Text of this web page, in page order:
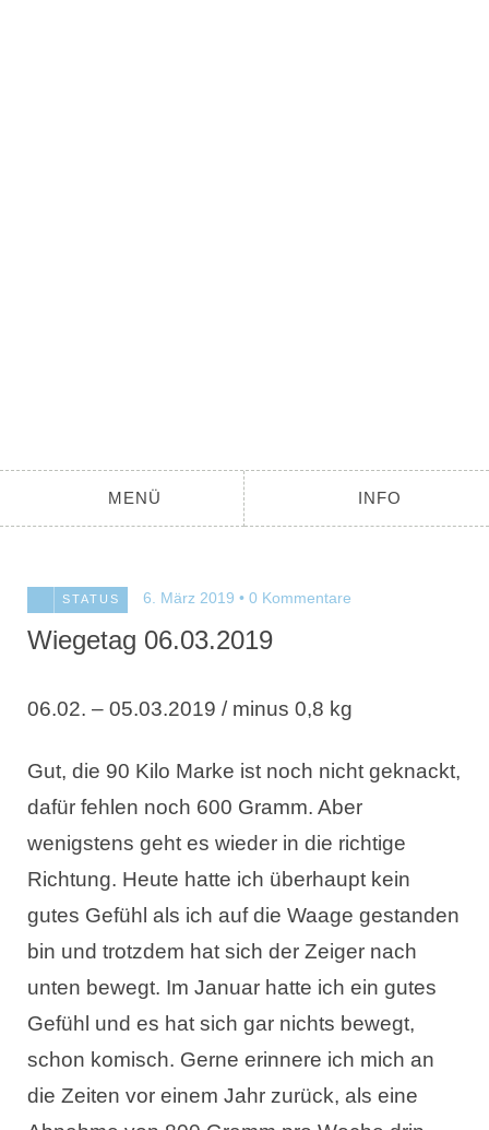
MENÜ INFO
STATUS 6. März 2019 0 Kommentare
Wiegetag 06.03.2019
06.02. – 05.03.2019 / minus 0,8 kg
Gut, die 90 Kilo Marke ist noch nicht geknackt,
dafür fehlen noch 600 Gramm. Aber
wenigstens geht es wieder in die richtige
Richtung. Heute hatte ich überhaupt kein
gutes Gefühl als ich auf die Waage gestanden
bin und trotzdem hat sich der Zeiger nach
unten bewegt. Im Januar hatte ich ein gutes
Gefühl und es hat sich gar nichts bewegt,
schon komisch. Gerne erinnere ich mich an
die Zeiten vor einem Jahr zurück, als eine